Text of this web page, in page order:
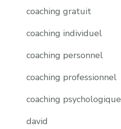
coaching gratuit
coaching individuel
coaching personnel
coaching professionnel
coaching psychologique
david